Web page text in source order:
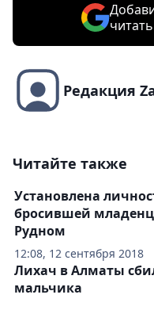
Редакция
Читайте также
12:08, 12 сентября 2018
Установлена
бросившей
Рудном
Лихач в Алматы
мальчика